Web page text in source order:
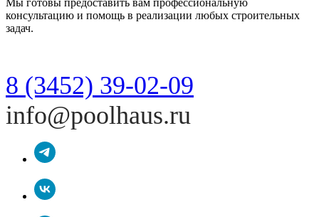
консультацию и помощь в реализации любых строительных
задач.
8 (3452) 39-02-09
info@poolhaus.ru